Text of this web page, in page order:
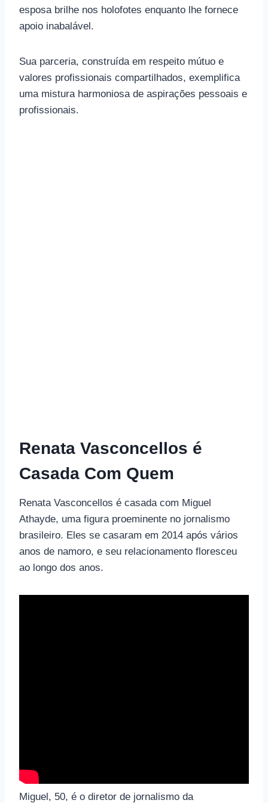
esposa brilhe nos holofotes enquanto lhe fornece
apoio inabalável.
Sua parceria, construída em respeito mútuo e
valores profissionais compartilhados, exemplifica
uma mistura harmoniosa de aspirações pessoais e
profissionais.
Renata Vasconcellos é
Casada Com Quem
Renata Vasconcellos é casada com Miguel
Athayde, uma figura proeminente no jornalismo
brasileiro. Eles se casaram em 2014 após vários
anos de namoro, e seu relacionamento floresceu
ao longo dos anos.
Miguel, 50, é o diretor de jornalismo da